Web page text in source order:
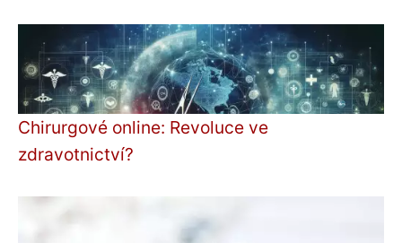
Chirurgové online: Revoluce ve
zdravotnictví?